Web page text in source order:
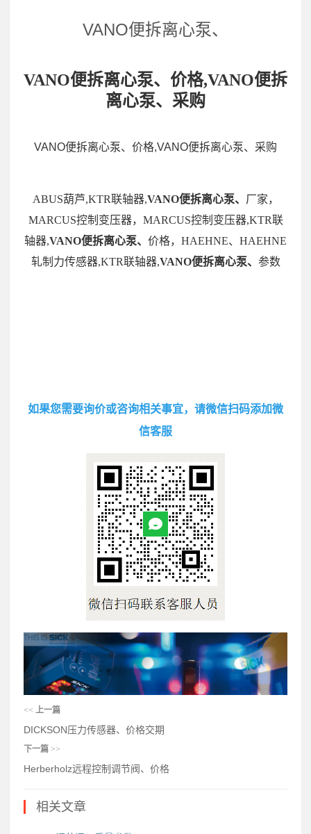
VANO便拆离心泵、
VANO便拆离心泵、价格,VANO便拆
离心泵、采购
VANO便拆离心泵、价格,VANO便拆离心泵、采购
ABUS葫芦,KTR联轴器,VANO便拆离心泵、 厂家，
MARCUS控制变压器，MARCUS控制变压器,KTR联
轴器,VANO便拆离心泵、 价格，HAEHNE、HAEHNE
轧制力传感器,KTR联轴器,VANO便拆离心泵、 参数
如果您需要询价或咨询相关事宜，请微信扫码添加微
信客服
<< 上一篇
DICKSON压力传感器、价格交期
下一篇 >>
Herberholz远程控制调节阀、价格
相关文章